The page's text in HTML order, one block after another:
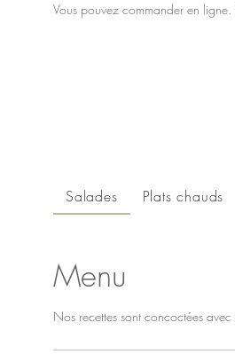
Vous pouvez commander en
Menu
Nos recettes sont concoctées
Salades Plats chauds